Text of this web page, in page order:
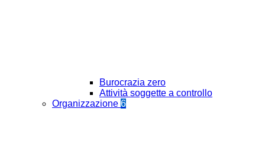
Burocrazia zero
Attività soggette a controllo
Organizzazione 6